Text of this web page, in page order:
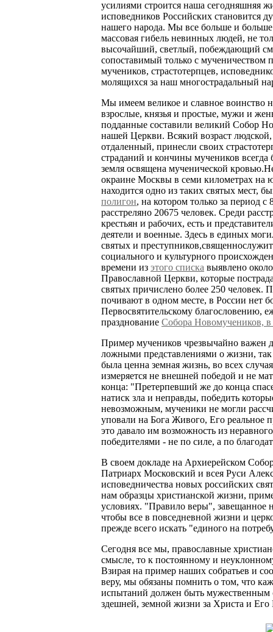
усилиями строится наша сегодняшняя
исповедников Российских становится
нашего народа. Мы все больше и
массовая гибель невинных людей, не
высочайший, светлый, побеждающий
сопоставимый только с
мучеников, страстотерпцев,
молящихся за наш многострадальный
Мы имеем великое и славное воинство
взрослые, князья и простые, мужи и
подданные составили великий Собор
нашей Церкви. Всякий возраст
отдаленный, принесли своих
страданий и кончины мучеников
земля освящена мученической
окраине Москвы в семи километрах на
находится одно из таких святых мест,
полигон, на котором только за период с
расстреляно 20675 человек. Среди
крестьян и рабочих, есть и
деятели и военные. Здесь в единых
святых и
социального и культурного
времени из этого списка выявлено
Православной Церкви, которые
святых причислено более 250 человек.
почивают в одном месте, в России нет
Первосвятительскому благословению,
празднование Собора Новомучеников,
Пример мучеников чрезвычайно важен
ложными представлениями о жизни,
была ценна земная жизнь, во всех
измеряется не внешней победой и не
конца: "Претерпевший же до конца
натиск зла и неправды, победить
невозможным, мученики не могли
уповали на Бога Живого, Его реальное
это давало им возможность из
победителями - не по силе, а по
В своем докладе на Архиерейском
Патриарх Московский и всея Руси
исповедничества новых российских
нам образцы христианской жизни,
условиях. "Правило веры", завещанное
чтобы все в повседневной жизни и
прежде всего искать "единого на
Сегодня все мы, православные
смысле, то к постоянному и
Взирая на пример наших собратьев и
веру, мы обязаны помнить о том, что
испытаний должен быть мужественным
здешней, земной жизни за Христа и Его